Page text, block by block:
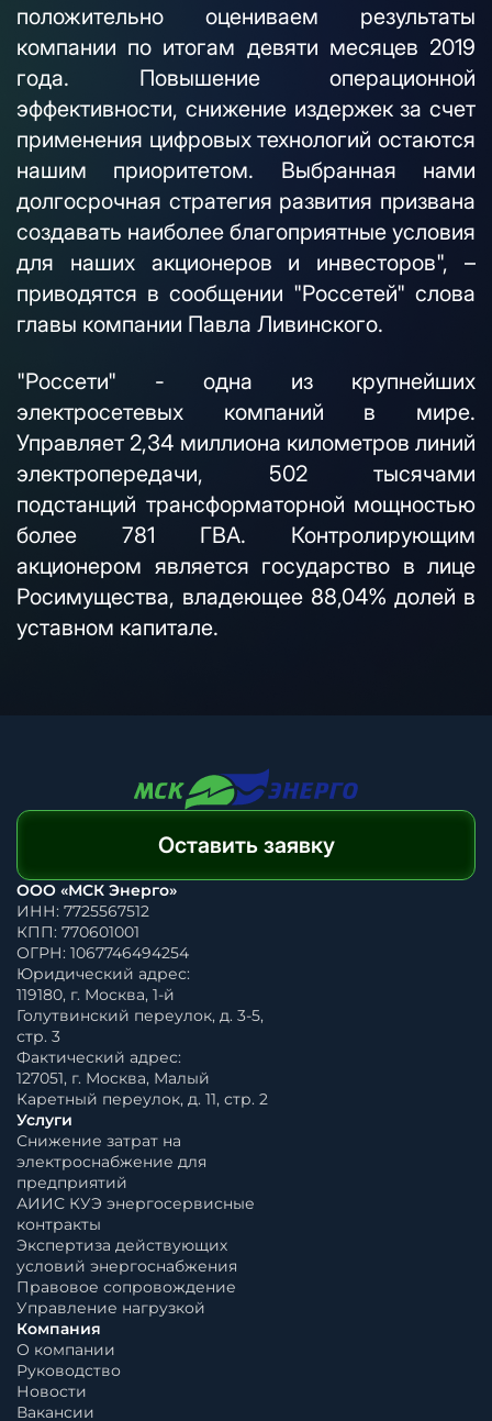
положительно оцениваем результаты
компании по итогам девяти месяцев 2019
года. Повышение операционной
эффективности, снижение издержек за счет
применения цифровых технологий остаются
нашим приоритетом. Выбранная нами
долгосрочная стратегия развития призвана
создавать наиболее благоприятные условия
для наших акционеров и инвесторов", –
приводятся в сообщении "Россетей" слова
главы компании Павла Ливинского.
"Россети" - одна из крупнейших
электросетевых компаний в мире.
Управляет 2,34 миллиона километров линий
электропередачи, 502 тысячами
подстанций трансформаторной мощностью
более 781 ГВА. Контролирующим
акционером является государство в лице
Росимущества, владеющее 88,04% долей в
уставном капитале.
Оставить заявку
ООО «МСК Энерго»
ИНН: 7725567512
КПП: 770601001
ОГРН: 1067746494254
Юридический адрес:
119180, г. Москва, 1-й
Голутвинский переулок, д. 3-5,
стр. 3
Фактический адрес:
127051, г. Москва, Малый
Каретный переулок, д. 11, стр. 2
Услуги
Снижение затрат на
электроснабжение для
предприятий
АИИС КУЭ энергосервисные
контракты
Экспертиза действующих
условий энергоснабжения
Правовое сопровождение
Управление нагрузкой
Компания
О компании
Руководство
Новости
Вакансии